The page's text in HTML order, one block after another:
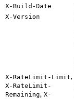
X-Build-Date
X-Version
X-RateLimit-Limit,
X-RateLimit-
Remaining, X-